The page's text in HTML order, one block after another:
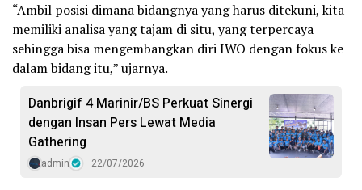
“Ambil posisi dimana bidangnya yang harus ditekuni, kita
memiliki analisa yang tajam di situ, yang terpercaya
sehingga bisa mengembangkan diri IWO dengan fokus ke
dalam bidang itu,” ujarnya.
Danbrigif 4 Marinir/BS Perkuat Sinergi
dengan Insan Pers Lewat Media
Gathering
admin 22/07/2026